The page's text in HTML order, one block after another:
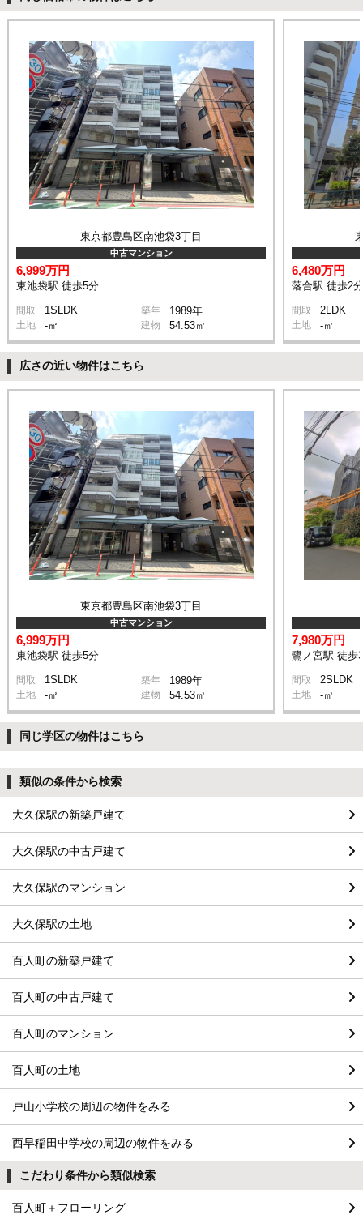
東京都豊島区南池袋3丁目
中古マンション
6,999万円
東池袋駅 徒歩5分
間取 1SLDK 築年 1989年
土地 -㎡ 建物 54.53㎡
6,480万円
落合駅 徒歩2分
間取 2LDK
土地 -㎡
広さの近い物件はこちら
東京都豊島区南池袋3丁目
中古マンション
6,999万円
東池袋駅 徒歩5分
間取 1SLDK 築年 1989年
土地 -㎡ 建物 54.53㎡
7,980万円
鷺ノ宮駅 徒歩
間取 2SLDK
土地 -㎡
同じ学区の物件はこちら
類似の条件から検索
大久保駅の新築戸建て
大久保駅の中古戸建て
大久保駅のマンション
大久保駅の土地
百人町の新築戸建て
百人町の中古戸建て
百人町のマンション
百人町の土地
戸山小学校の周辺の物件をみる
西早稲田中学校の周辺の物件をみる
こだわり条件から類似検索
百人町＋フローリング